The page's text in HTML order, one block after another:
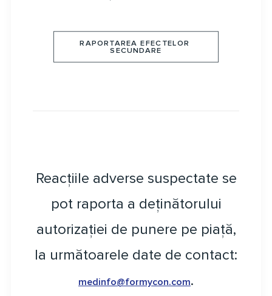
RAPORTAREA EFECTELOR
SECUNDARE
Reacțiile adverse suspectate se
pot raporta a deținătorului
autorizației de punere pe piață,
la următoarele date de contact:
medinfo@formycon.com.